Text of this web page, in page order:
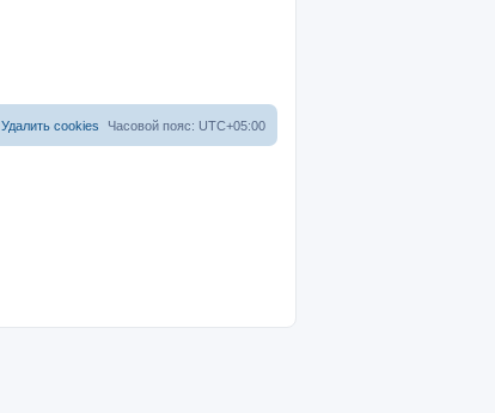
Часовой пояс: UTC+05:00
Удалить cookies